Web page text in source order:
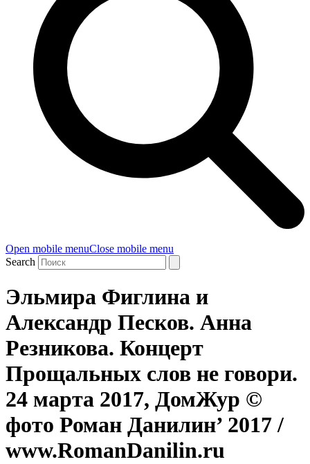
Open mobile menuClose mobile menu
Search
Эльмира Фиглина и
Александр Песков. Анна
Резникова. Концерт
Прощальных слов не говори.
24 марта 2017, ДомЖур ©
фото Роман Данилин’ 2017 /
www.RomanDanilin.ru